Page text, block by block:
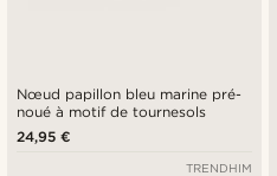
Nœud papillon bleu marine pré-
noué à motif de tournesols
24,95 €
TRENDHIM